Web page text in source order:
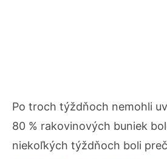
Po troch týždňoch nemohli
80 % rakovinových buniek
niekoľkých týždňoch boli